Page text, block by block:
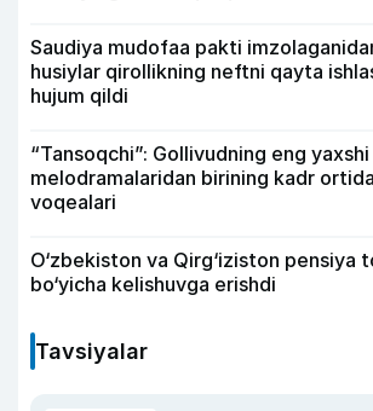
Saudiya mudofaa pakti
husiylar qirollikning neftni qayta
hujum qildi
“Tansoqchi”: Gollivudning eng yaxshi
melodramalaridan birining kadr
voqealari
O‘zbekiston va Qirg‘iziston pensiya
bo‘yicha kelishuvga erishdi
Tavsiyalar